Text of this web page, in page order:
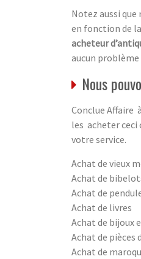
Notez aussi
en fonction de
acheteur
aucun
Nous
Conclue Affaire
les acheter ceci
votre service.
Achat de vieux
Achat de
Achat de
Achat de livres
Achat de bijoux
Achat de pièces
Achat de